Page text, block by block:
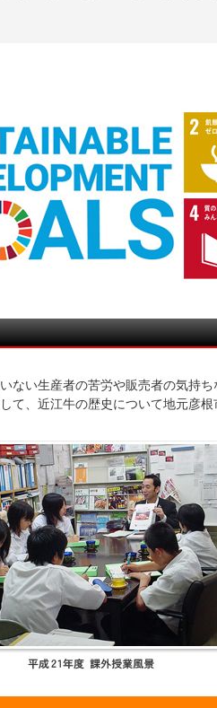
ない生産者の苦労や販売者の気持
、近江牛の歴史について地元彦根